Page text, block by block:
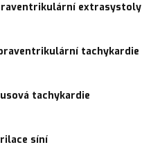
extrasystoly
tachykardie
tachykardie
síní